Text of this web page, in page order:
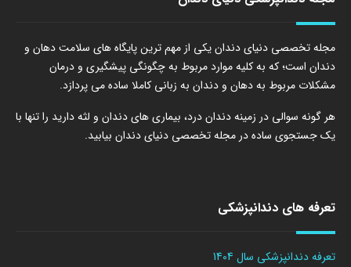
مجله تخصصی دنیای دندان یکی از مهم ترین پایگاه های سلامت دهان و
دندان است؛ که به کلیه موارد مربوط به چگونگی پیشگیری و درمان
مشکلات مربوط به دهان و دندان به زبانی کاملا ساده می پردازد.
هر گونه سوالی در زمینه دندان درد، بیماری های دندان و لثه دارید را تنها با
یک جستجوی ساده در مجله تخصصی دنیای دندان بیابید.
تعرفه های دندانپزشکی
تعرفه دندانپزشکی سال 1404